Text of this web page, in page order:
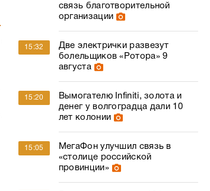
связь благотворительной
организации
15:32
Две электрички развезут
болельщиков «Ротора» 9
августа
15:20
Вымогателю Infiniti, золота и
денег у волгоградца дали 10
лет колонии
15:05
МегаФон улучшил связь в
«столице российской
провинции»